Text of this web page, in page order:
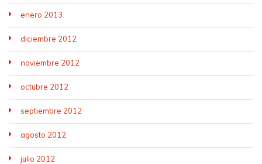
enero 2013
diciembre 2012
noviembre 2012
octubre 2012
septiembre 2012
agosto 2012
julio 2012